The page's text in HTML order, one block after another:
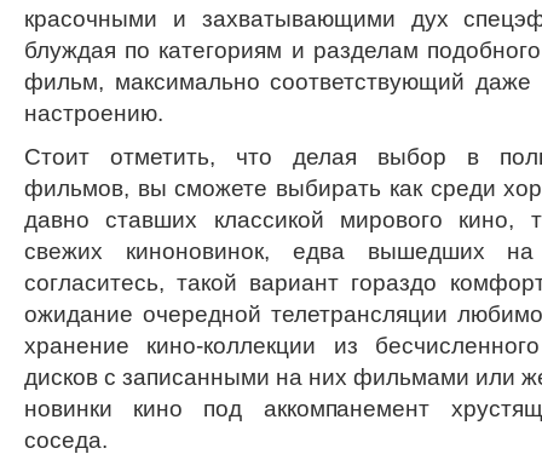
красочными и захватывающими дух
блуждая по категориям и разделам
фильм, максимально соответствующий
настроению.
Стоит отметить, что делая выбор в
фильмов, вы сможете выбирать как среди
давно ставших классикой мирового кино,
свежих киноновинок, едва вышедших
согласитесь, такой вариант гораздо
ожидание очередной телетрансляции
хранение кино-коллекции из
дисков с записанными на них фильмами или
новинки кино под аккомпанемент
соседа.